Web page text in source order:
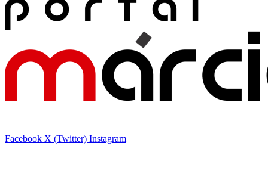
Facebook X (Twitter) Instagram